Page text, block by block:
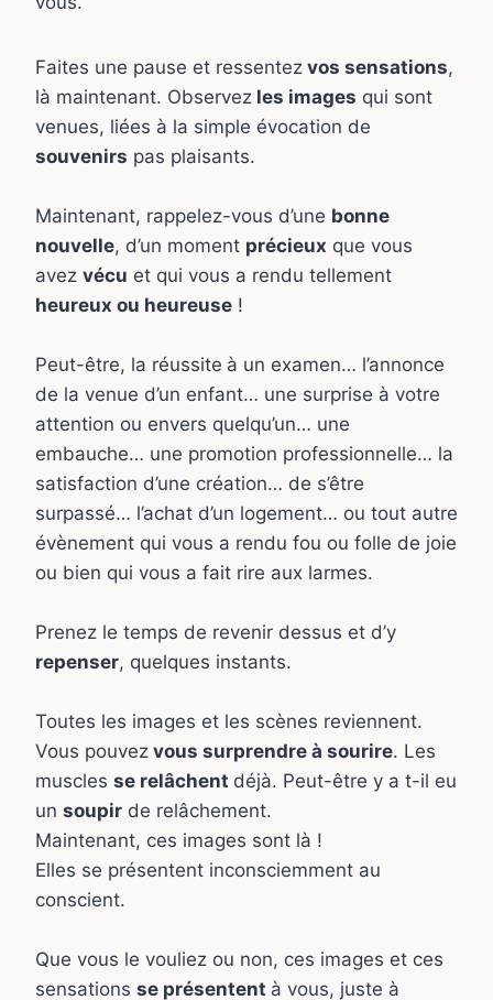
Faites une pause et ressentez vos sensations,
là maintenant. Observez les images qui sont
venues, liées à la simple évocation de
souvenirs pas plaisants.
Maintenant, rappelez-vous d’une bonne
nouvelle, d’un moment précieux que vous
avez vécu et qui vous a rendu tellement
heureux ou heureuse !
Peut-être, la réussite à un examen… l’annonce
de la venue d’un enfant… une surprise à votre
attention ou envers quelqu’un… une
embauche… une promotion professionnelle… la
satisfaction d’une création… de s’être
surpassé… l’achat d’un logement… ou tout autre
évènement qui vous a rendu fou ou folle de joie
ou bien qui vous a fait rire aux larmes.
Prenez le temps de revenir dessus et d’y
repenser, quelques instants.
Toutes les images et les scènes reviennent.
Vous pouvez vous surprendre à sourire. Les
muscles se relâchent déjà. Peut-être y a t-il eu
un soupir de relâchement.
Maintenant, ces images sont là !
Elles se présentent inconsciemment au
conscient.
Que vous le vouliez ou non, ces images et ces
sensations se présentent à vous, juste à